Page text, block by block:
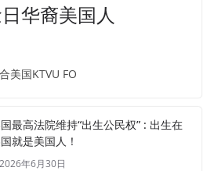
华裔美国人
美国KTVU FO
最高法院维持“出生公民权” : 出生在
就是美国人！
2026年6月30日